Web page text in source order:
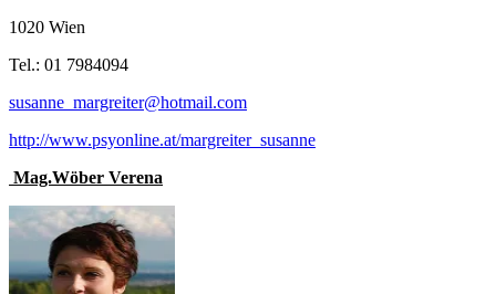
1020 Wien
Tel.: 01 7984094
susanne_margreiter@hotmail.com
http://www.psyonline.at/margreiter_susanne
Mag.Wöber Verena